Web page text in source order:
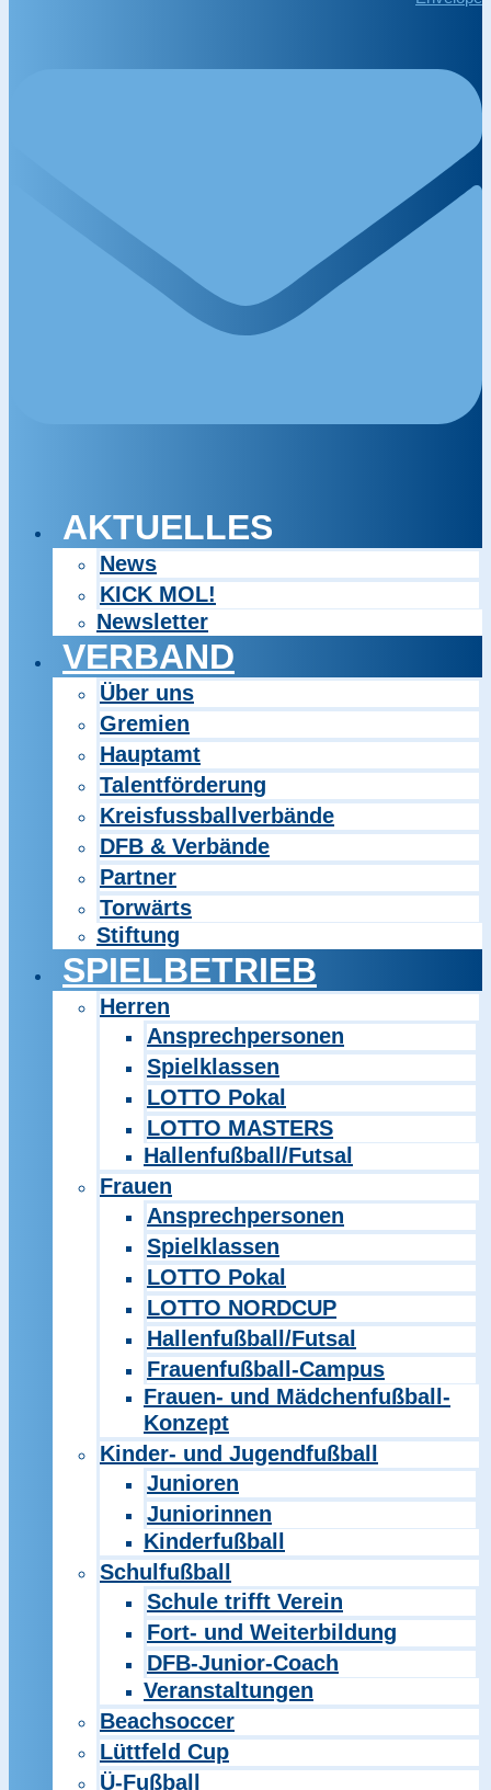
AKTUELLES
News
KICK MOL!
Newsletter
VERBAND
Über uns
Gremien
Hauptamt
Talentförderung
Kreisfussballverbände
DFB & Verbände
Partner
Torwärts
Stiftung
SPIELBETRIEB
Herren
Ansprechpersonen
Spielklassen
LOTTO Pokal
LOTTO MASTERS
Hallenfußball/Futsal
Frauen
Ansprechpersonen
Spielklassen
LOTTO Pokal
LOTTO NORDCUP
Hallenfußball/Futsal
Frauenfußball-Campus
Frauen- und Mädchenfußball-
Konzept
Kinder- und Jugendfußball
Junioren
Juniorinnen
Kinderfußball
Schulfußball
Schule trifft Verein
Fort- und Weiterbildung
DFB-Junior-Coach
Veranstaltungen
Beachsoccer
Lüttfeld Cup
Ü-Fußball